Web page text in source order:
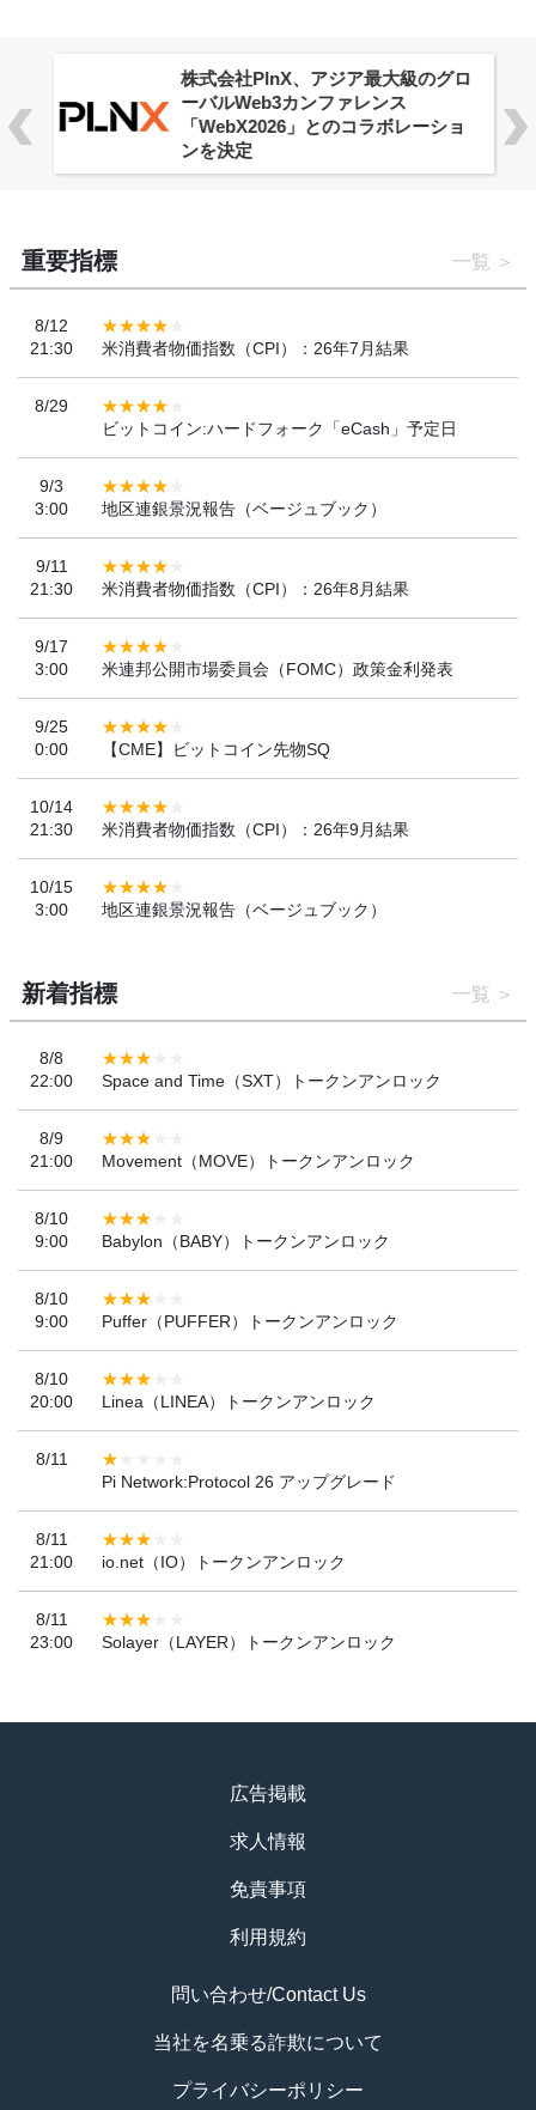
株式会社PlnX、アジア最大級のグロ
ーバルWeb3カンファレンス
「WebX2026」とのコラボレーショ
ンを決定
重要指標 一覧
8/12
21:30
米消費者物価指数（CPI）：26年7月結果
8/29
ビットコイン:ハードフォーク「eCash」予定日
9/3
3:00
地区連銀景況報告（ベージュブック）
9/11
21:30
米消費者物価指数（CPI）：26年8月結果
9/17
3:00
米連邦公開市場委員会（FOMC）政策金利発表
9/25
0:00
【CME】ビットコイン先物SQ
10/14
21:30
米消費者物価指数（CPI）：26年9月結果
10/15
3:00
地区連銀景況報告（ベージュブック）
新着指標 一覧
8/8
22:00
Space and Time（SXT）トークンアンロック
8/9
21:00
Movement（MOVE）トークンアンロック
8/10
9:00
Babylon（BABY）トークンアンロック
8/10
9:00
Puffer（PUFFER）トークンアンロック
8/10
20:00
Linea（LINEA）トークンアンロック
8/11
Pi Network:Protocol 26 アップグレード
8/11
21:00
io.net（IO）トークンアンロック
8/11
23:00
Solayer（LAYER）トークンアンロック
広告掲載
求人情報
免責事項
利用規約
問い合わせ/Contact Us
当社を名乗る詐欺について
プライバシーポリシー